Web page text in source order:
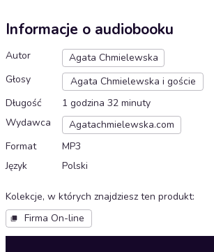
Informacje o audiobooku
Autor
Agata Chmielewska
Głosy
Agata Chmielewska i goście
Długość
1 godzina 32 minuty
Wydawca
Agatachmielewska.com
Format
MP3
Język
Polski
Kolekcje, w których znajdziesz ten produkt:
Firma On-line